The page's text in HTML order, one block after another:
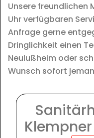
Unsere freundlichen
Uhr verfügbaren
Anfrage gerne
Dringlichkeit einen
Neulußheim oder
Wunsch sofort